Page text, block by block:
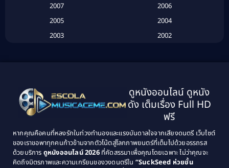
(134)
Classic หนังคลาสสิก(21)
Classic หนังคลาสสิก(25)
Comedy ตลก(46)
2007
2006
2005
2004
2003
2002
1995
1994
1993
1992
1989
1988
1987
1986
ดูหนังออนไลน์ ดูหนัง
ดัง เต็มเรื่อง Full HD
ฟรี
หากคุณคือคนที่หลงรักในท่วงทำนองและแรงบันดาลใจจากเสียงดนตรี เว็บไซต์
ของเราขอพาทุกคนก้าวข้ามจากตัวโน้ตสู่โลกภาพยนตร์ที่เต็มไปด้วยอรรถรส
ด้วยบริการ ดูหนังออนไลน์ 2026ที่คัดสรรมาเพื่อคุณโดยเฉพาะ ไม่ว่าคุณจะ
คิดถึงมิตรภาพและความเกรียนของวงดนตรีใน “SuckSeed ห่วยขั้น